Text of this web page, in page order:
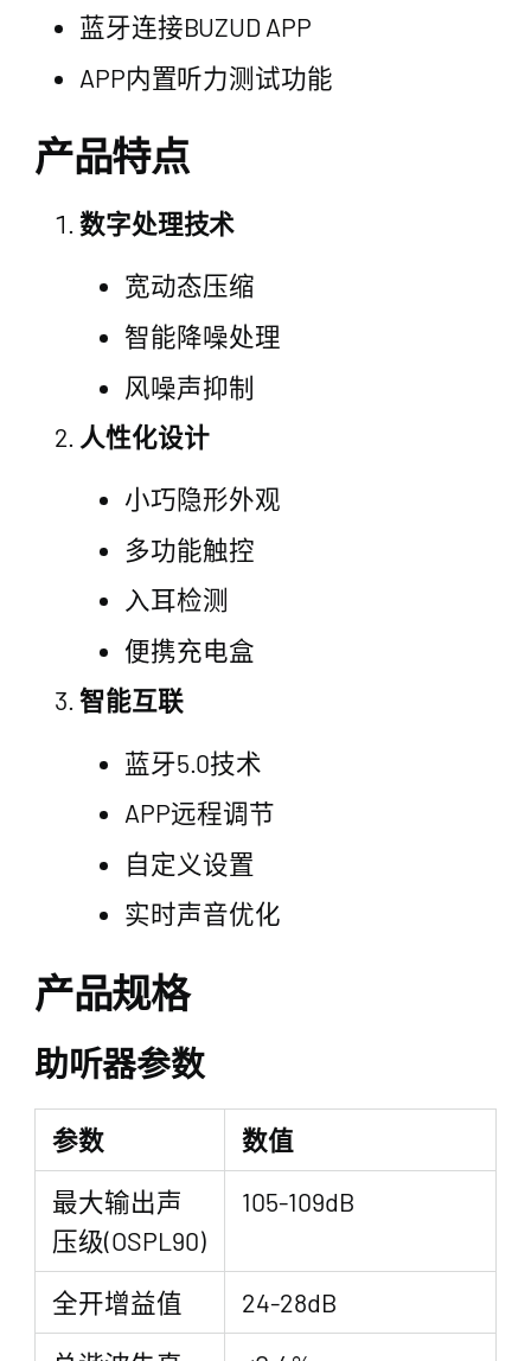
蓝牙连接BUZUD APP
APP内置听力测试功能
产品特点
数字处理技术
宽动态压缩
智能降噪处理
风噪声抑制
人性化设计
小巧隐形外观
多功能触控
入耳检测
便携充电盒
智能互联
蓝牙5.0技术
APP远程调节
自定义设置
实时声音优化
产品规格
助听器参数
参数
数值
最大输出声
压级(OSPL90)
105-109dB
全开增益值
24-28dB